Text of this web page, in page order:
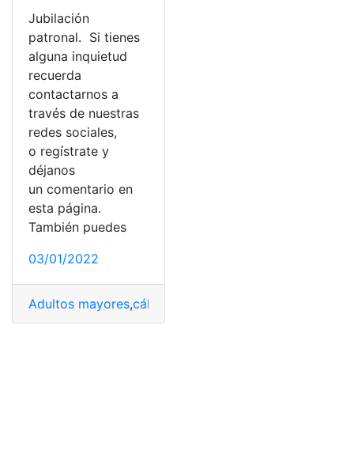
Jubilación
patronal. Si tienes
alguna inquietud
recuerda
contactarnos a
través de nuestras
redes sociales,
o regístrate y
déjanos
un comentario en
esta página.
También puedes
03/01/2022
Adultos mayores,cálculos